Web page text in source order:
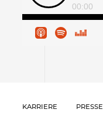
KARRIERE PRESSE